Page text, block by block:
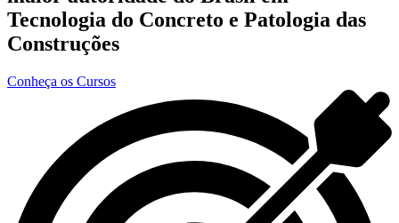
Tecnologia do Concreto e Patologia das
Construções
Conheça os Cursos